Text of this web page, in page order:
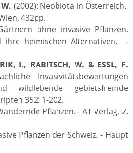
(2002): Neobiota in Österreich.
432pp.
ohne invasive Pflanzen.
ihre heimischen Alternativen. -
I., RABITSCH, W. & ESSL, F.
Invasivitätsbewertungen
wildlebende gebietsfremde
352: 1-202.
Pflanzen. - AT Verlag, 2.
Pflanzen der Schweiz. - Haupt